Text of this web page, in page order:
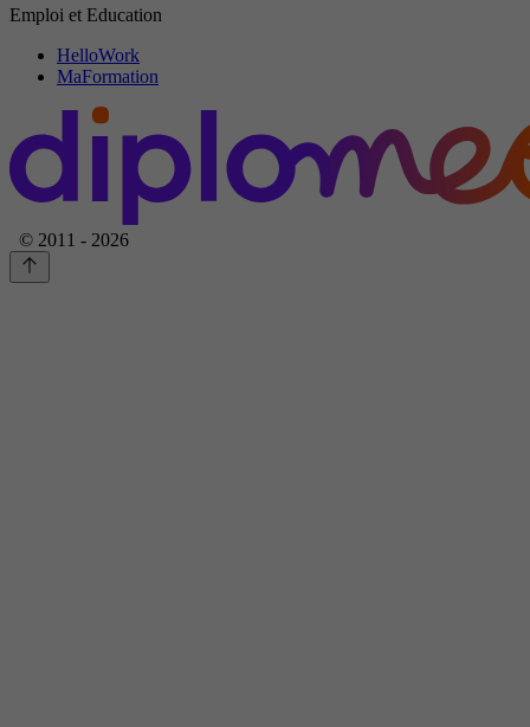
Emploi et Education
HelloWork
MaFormation
© 2011 - 2026